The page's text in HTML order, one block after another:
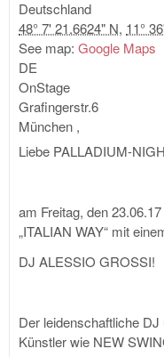
Deutschland
48° 7' 21.6624" N, 11°
See map: Google Maps
DE
OnStage
Grafingerstr.6
München ,
Liebe PALLADIUM-
am Freitag, den
„ITALIAN WAY“ mit
DJ ALESSIO GROSSI!
Der leidenschaftliche
Künstler wie NEW